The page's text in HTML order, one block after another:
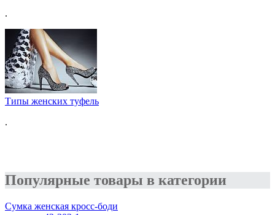
.
Типы женских туфель
.
Популярные товары в категории
Сумка женская кросс-боди